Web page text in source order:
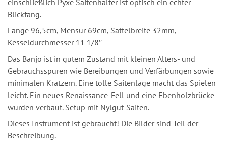
Blickfang.
Länge 96,5cm, Mensur 69cm, Sattelbreite 32mm,
Kesseldurchmesser 11 1/8″
Das Banjo ist in gutem Zustand mit kleinen Alters- und
Gebrauchsspuren wie Bereibungen und Verfärbungen sowie
minimalen Kratzern. Eine tolle Saitenlage macht das Spielen
leicht. Ein neues Renaissance-Fell und eine Ebenholzbrücke
wurden verbaut. Setup mit Nylgut-Saiten.
Dieses Instrument ist gebraucht! Die Bilder sind Teil der
Beschreibung.